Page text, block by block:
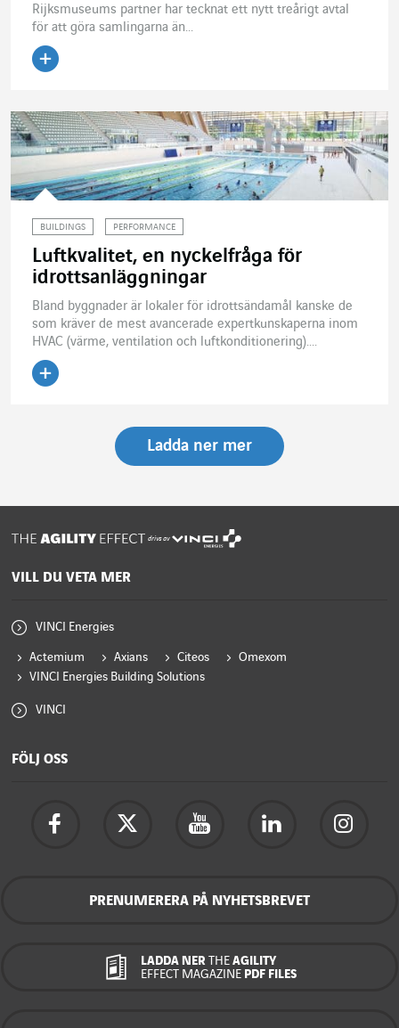
Rijksmuseums partner har tecknat ett nytt treårigt avtal
för att göra samlingarna än...
BUILDINGS PERFORMANCE
Luftkvalitet, en nyckelfråga för
idrottsanläggningar
Bland byggnader är lokaler för idrottsändamål kanske de
som kräver de mest avancerade expertkunskaperna inom
HVAC (värme, ventilation och luftkonditionering)....
Ladda ner mer
drivs av
VILL DU VETA MER
VINCI Energies
Actemium Axians Citeos
Omexom
VINCI Energies Building Solutions
VINCI
FÖLJ OSS
PRENUMERERA PÅ NYHETSBREVET
LADDA NER THEAGILITY
EFFECT MAGAZINEPDF FILES